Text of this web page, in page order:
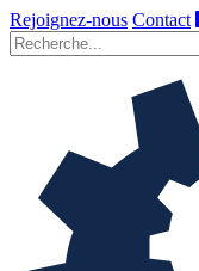
Rejoignez-nous Contact